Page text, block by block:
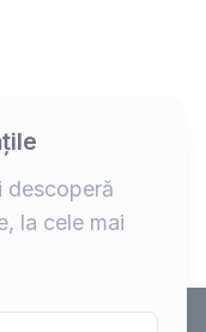
descoperă
la cele mai